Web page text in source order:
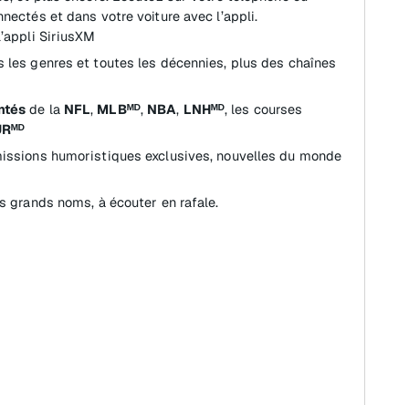
et dans votre voiture avec l’appli.
SiriusXM
les genres et toutes les décennies, plus des chaînes
de la NFL, MLBᴹᴰ, NBA, LNHᴹᴰ, les courses
humoristiques exclusives, nouvelles du monde
grands noms, à écouter en rafale.